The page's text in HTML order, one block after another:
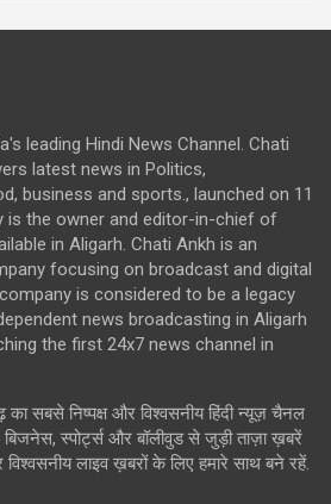
leading Hindi News Channel. Chati
latest news in Politics,
business and sports., launched on 11
is the owner and editor-in-chief of
in Aligarh. Chati Ankh is an
focusing on broadcast and digital
is considered to be a legacy
news broadcasting in Aligarh
the first 24x7 news channel in
सबसे निष्पक्ष और विश्वसनीय हिंदी न्यूज़ चैनल
स्पोर्ट्स और बॉलीवुड से जुड़ी ताज़ा ख़बरें
लाइव ख़बरों के लिए हमारे साथ बने रहें.